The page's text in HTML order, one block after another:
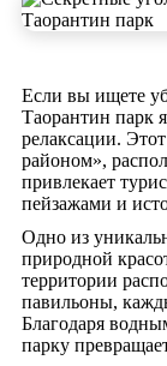
Если вы ищете
Таорантин парк
релаксации.
районом»,
привлекает
пейзажами и
Одно из
природной
территории
павильоны,
Благодаря
парку